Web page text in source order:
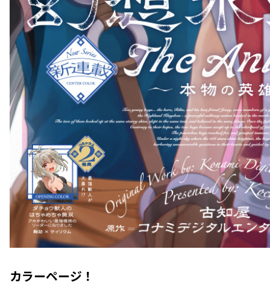
カラーページ！